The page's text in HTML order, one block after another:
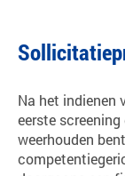
Na het indienen
eerste
weerhouden